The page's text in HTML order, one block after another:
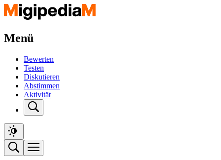
Menü
Bewerten
Testen
Diskutieren
Abstimmen
Aktivität